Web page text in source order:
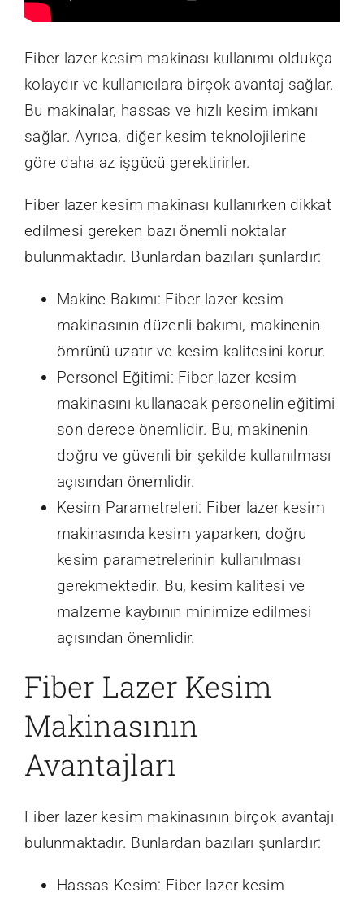
Fiber lazer kesim makinası kullanımı oldukça
kolaydır ve kullanıcılara birçok avantaj sağlar.
Bu makinalar, hassas ve hızlı kesim imkanı
sağlar. Ayrıca, diğer kesim teknolojilerine
göre daha az işgücü gerektirirler.
Fiber lazer kesim makinası kullanırken dikkat
edilmesi gereken bazı önemli noktalar
bulunmaktadır. Bunlardan bazıları şunlardır:
Makine Bakımı: Fiber lazer kesim
makinasının düzenli bakımı, makinenin
ömrünü uzatır ve kesim kalitesini korur.
Personel Eğitimi: Fiber lazer kesim
makinasını kullanacak personelin eğitimi
son derece önemlidir. Bu, makinenin
doğru ve güvenli bir şekilde kullanılması
açısından önemlidir.
Kesim Parametreleri: Fiber lazer kesim
makinasında kesim yaparken, doğru
kesim parametrelerinin kullanılması
gerekmektedir. Bu, kesim kalitesi ve
malzeme kaybının minimize edilmesi
açısından önemlidir.
Fiber Lazer Kesim
Makinasının
Avantajları
Fiber lazer kesim makinasının birçok avantajı
bulunmaktadır. Bunlardan bazıları şunlardır:
Hassas Kesim: Fiber lazer kesim